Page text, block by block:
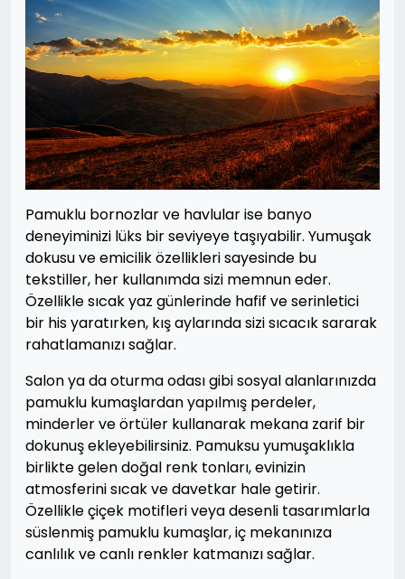
Pamuklu bornozlar ve havlular ise banyo
deneyiminizi lüks bir seviyeye taşıyabilir. Yumuşak
dokusu ve emicilik özellikleri sayesinde bu
tekstiller, her kullanımda sizi memnun eder.
Özellikle sıcak yaz günlerinde hafif ve serinletici
bir his yaratırken, kış aylarında sizi sıcacık sararak
rahatlamanızı sağlar.
Salon ya da oturma odası gibi sosyal alanlarınızda
pamuklu kumaşlardan yapılmış perdeler,
minderler ve örtüler kullanarak mekana zarif bir
dokunuş ekleyebilirsiniz. Pamuksu yumuşaklıkla
birlikte gelen doğal renk tonları, evinizin
atmosferini sıcak ve davetkar hale getirir.
Özellikle çiçek motifleri veya desenli tasarımlarla
süslenmiş pamuklu kumaşlar, iç mekanınıza
canlılık ve canlı renkler katmanızı sağlar.